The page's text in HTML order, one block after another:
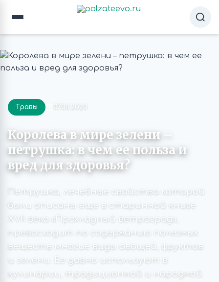
Травы 07.08.2020
Королева в мире зелени –
петрушка: в чем ее польза и
вред для здоровья?
Петрушка, лечебные свойства которой
были описаны еще в старинной книге
XVII века «Прохладный ветроград»,
превосходит по содержанию полезных
веществ многие виды овощей, фруктов
и зелени. Ее давно используют в
кулинарии, традиционной и народной